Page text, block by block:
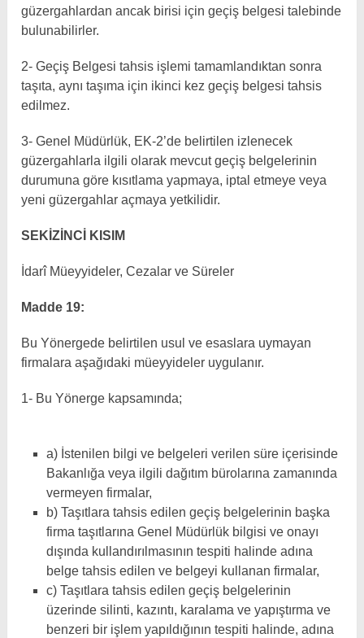
güzergahlardan ancak birisi için geçiş belgesi talebinde
bulunabilirler.
2- Geçiş Belgesi tahsis işlemi tamamlandıktan sonra
taşıta, aynı taşıma için ikinci kez geçiş belgesi tahsis
edilmez.
3- Genel Müdürlük, EK-2’de belirtilen izlenecek
güzergahlarla ilgili olarak mevcut geçiş belgelerinin
durumuna göre kısıtlama yapmaya, iptal etmeye veya
yeni güzergahlar açmaya yetkilidir.
SEKİZİNCİ KISIM
İdarî Müeyyideler, Cezalar ve Süreler
Madde 19:
Bu Yönergede belirtilen usul ve esaslara uymayan
firmalara aşağıdaki müeyyideler uygulanır.
1- Bu Yönerge kapsamında;
a) İstenilen bilgi ve belgeleri verilen süre içerisinde
Bakanlığa veya ilgili dağıtım bürolarına zamanında
vermeyen firmalar,
b) Taşıtlara tahsis edilen geçiş belgelerinin başka
firma taşıtlarına Genel Müdürlük bilgisi ve onayı
dışında kullandırılmasının tespiti halinde adına
belge tahsis edilen ve belgeyi kullanan firmalar,
c) Taşıtlara tahsis edilen geçiş belgelerinin
üzerinde silinti, kazıntı, karalama ve yapıştırma ve
benzeri bir işlem yapıldığının tespiti halinde, adına